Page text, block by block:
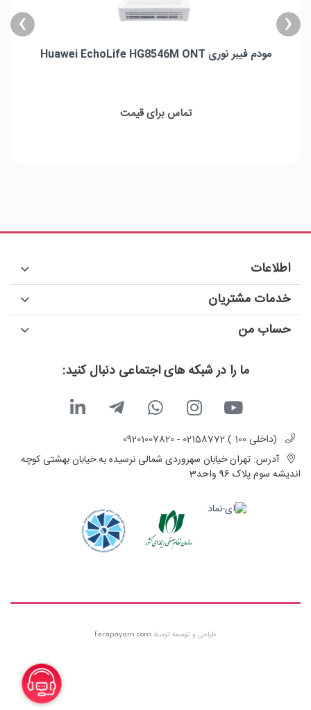
مودم فیبر نوری Huawei EchoLife HG8546M ONT
تعداد پورت تلفن: 1 عدد
تعداد پورت شبکه: 4 عددتماس برای قیمت
‹
›
ما را در شبکه های اجتماعی دنبال کنید:
(داخلی 100 ) 02158772 - 09201007820
آدرس: تهران خیابان سهروردی شمالی نرسیده به خیابان بهشتی کوچه
اندیشه سوم پلاک 96 واحد3
اطلاعات
خدمات مشتریان
حساب من
طراحی و توسعه توسط farapayam.com